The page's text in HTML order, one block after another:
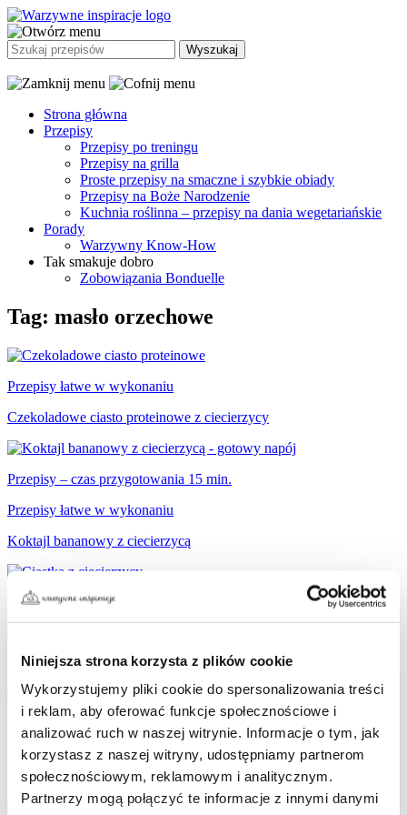
Niniejsza strona korzysta z plików cookie
Wykorzystujemy pliki cookie do spersonalizowania treści
i reklam, aby oferować funkcje społecznościowe i
analizować ruch w naszej witrynie. Informacje o tym, jak
korzystasz z naszej witryny, udostępniamy partnerom
społecznościowym, reklamowym i analitycznym.
Partnerzy mogą połączyć te informacje z innymi danymi
Strona główna
Przepisy
Przepisy po treningu
Przepisy na grilla
Proste przepisy na smaczne i szybkie obiady
Przepisy na Boże Narodzenie
Kuchnia roślinna – przepisy na dania wegetariańskie
Porady
Warzywny Know-How
Tak smakuje dobro
Zobowiązania Bonduelle
Tag: masło orzechowe
Przepisy łatwe w wykonaniu
Czekoladowe ciasto proteinowe z ciecierzycy
Przepisy – czas przygotowania 15 min.
Przepisy łatwe w wykonaniu
Koktajl bananowy z ciecierzycą
Przepisy – czas przygotowania 30 min.
Ciastka z ciecierzycy
Przepisy o średniej trudności w wykonaniu
Przepis na tort urodzinowy Bonduelle z kremem orzechowym z
fasoli cannellini i malinami